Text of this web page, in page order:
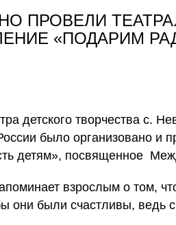
ПРОВЕЛИ
«ПОДАРИМ
детского творчества с.
было организовано и
детям», посвященное
взрослым о том,
они были счастливы, ведь